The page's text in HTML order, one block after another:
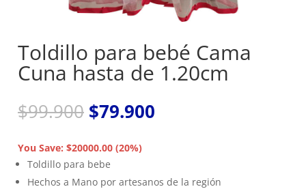
Toldillo para bebé Cama
Cuna hasta de 1.20cm
$99.900 El
precio
original
era:
$99.900.
$79.900
$79.900.
You Save: $20000.00 (20%)
Toldillo para bebe
Hechos a Mano por artesanos de la región